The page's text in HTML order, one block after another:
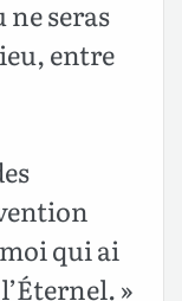
ne seras
entre
qui ai
»